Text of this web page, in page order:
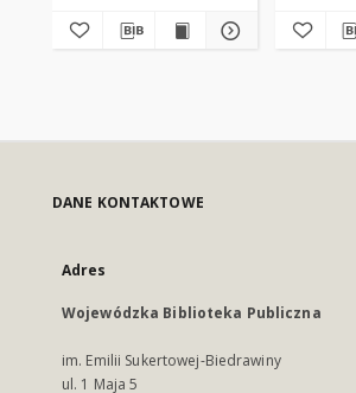
DANE KONTAKTOWE
Adres
Wojewódzka Biblioteka Publiczna
im. Emilii Sukertowej-Biedrawiny
ul. 1 Maja 5